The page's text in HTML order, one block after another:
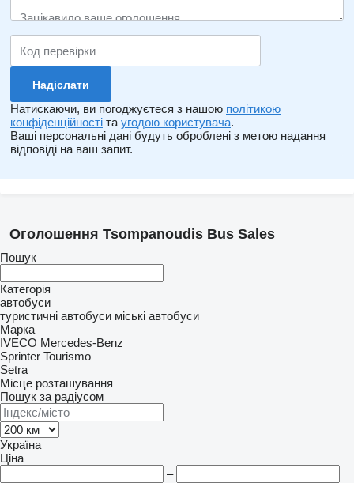
Натискаючи, ви погоджуєтеся з нашою політикою
конфіденційності та угодою користувача.
Ваші персональні дані будуть оброблені з метою надання
відповіді на ваш запит.
Оголошення Tsompanoudis Bus Sales
Пошук
Категорія
автобуси
туристичні автобуси міські автобуси
Марка
IVECO Mercedes-Benz
Sprinter Tourismo
Setra
Місце розташування
Пошук за радіусом
Україна
Ціна
–